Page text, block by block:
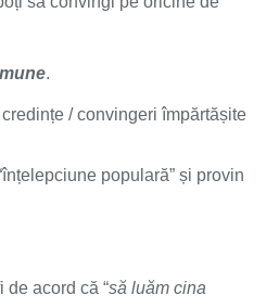
.
/ convingeri împărtășite
populară” și provin
de acord că “să luăm cina